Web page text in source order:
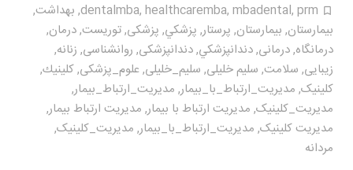
dentalmba, healthcaremba, mbadental, prm
, بهداشت,
بيمارستان, بیمارستان, پرستار, پزشكي, پزشکی,توریست,درمان,
درمانگاه,درمانی,دندانپزشكي,دندانپزشکی, روانشناسی, زنانه,
زیبایی, سلامت, سلیم خلیلی, سلیم_خلیلی, علوم_پزشکی,كلينيك,
کلینیک, مديريت_ارتباط_با_بيمار, مديريت_ارتباط_بیمار,
مديريت_كلينيک, مدیریت ارتباط با بیمار, مدیریت ارتباط بیمار,
مدیریت کلینیک, مدیریت_ارتباط_با_بیمار, مدیریت_کلینیک,
مردانه